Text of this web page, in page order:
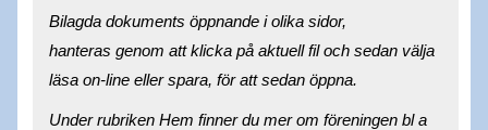
Bilagda dokuments öppnande i olika sidor,
hanteras genom att klicka på aktuell fil och sedan välja
läsa on-line eller spara, för att sedan öppna.
Under rubriken Hem finner du mer om föreningen bl a